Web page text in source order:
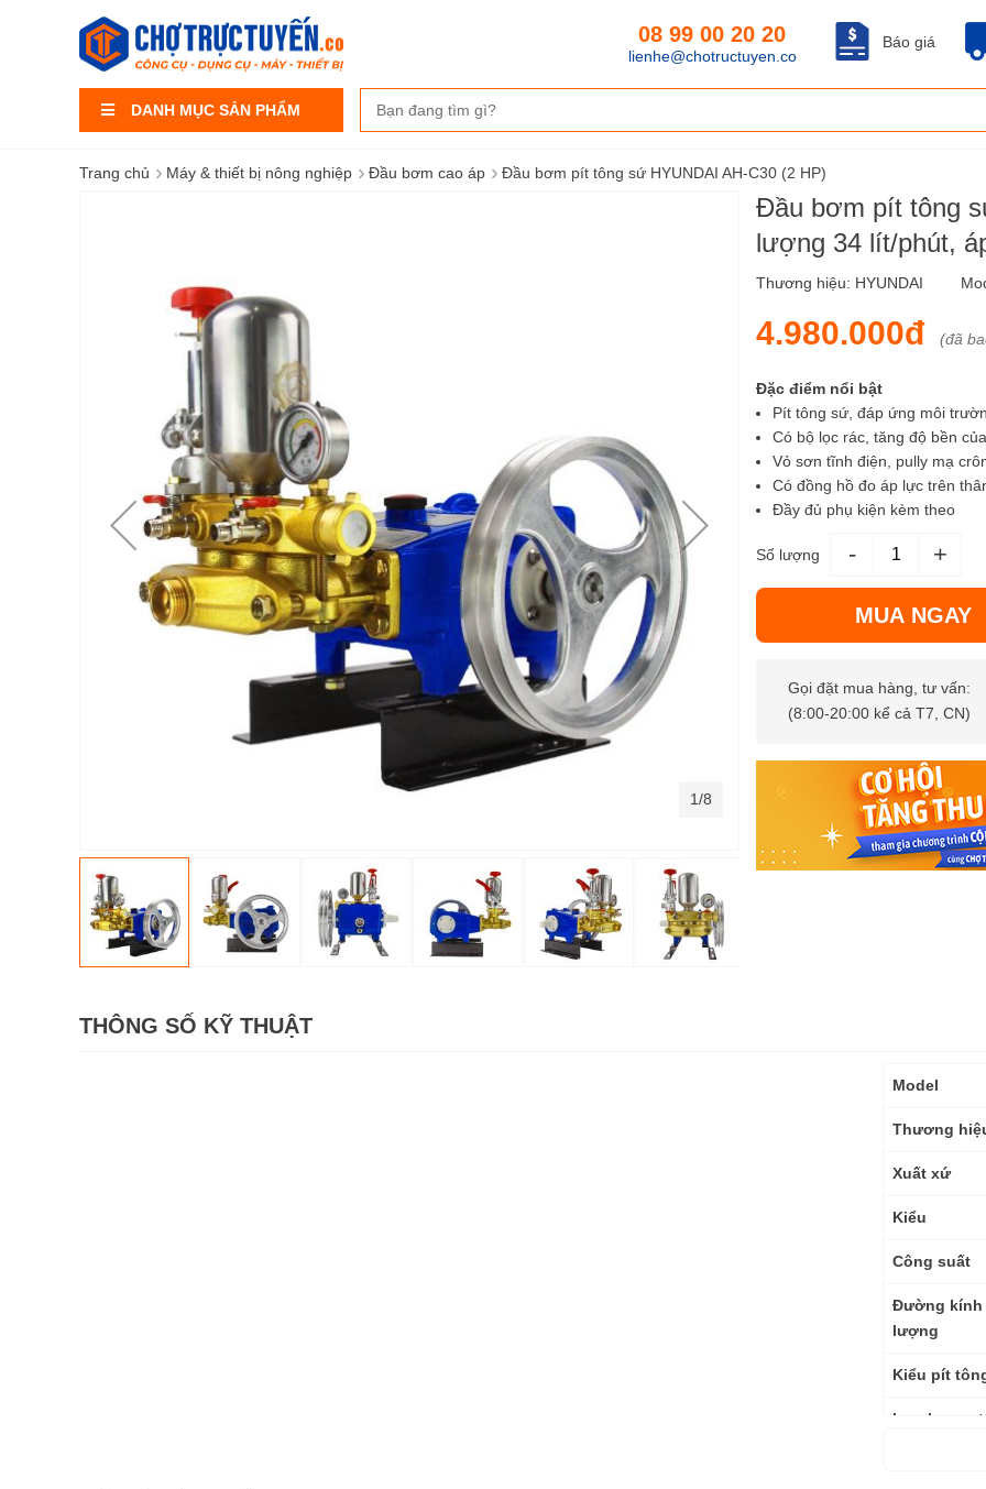
DANH MỤC SẢN PHẨM
Báo giá
08 99 00 20 20
lienhe@chotructuyen.co
Trang chủ › Máy & thiết bị nông nghiệp › Đầu bơm cao áp › Đầu bơm pít tông sứ HYUNDAI AH-C30 (2 HP)
Đầu bơm pít tông
lượng 34 lít/phút,
Thương hiệu: HYUNDAI
4.980.000đ (đã
Đặc điểm nổi bật
Pít tông sứ, đáp ứng môi
Có bộ lọc rác, tăng độ bền
Vỏ sơn tĩnh điện, pully mạ
Có đồng hồ đo áp lực trên
Đầy đủ phụ kiện kèm theo
Số lượng - +
MUA NGAY
Gọi đặt mua hàng, tư vấn:
(8:00-20:00 kể cả T7, CN)
1/8
THÔNG SỐ KỸ THUẬT
kỹ
Model
Thương
Xuất xứ
Kiểu
Công suất
Đường kính
lượng
Kiểu pít
Lưu lượng